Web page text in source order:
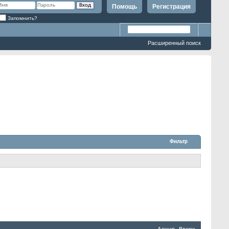
Регистрация
Помощь
Запомнить?
Расширенный поиск
Фильтр